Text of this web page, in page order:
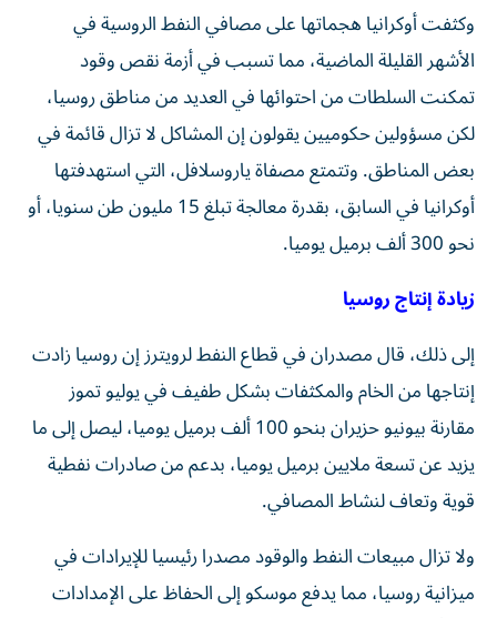
وكثفت أوكرانيا هجماتها على مصافي النفط ‌الروسية في
الأشهر ‌القليلة الماضية، مما تسبب في ⁠أزمة نقص وقود
تمكنت السلطات من ‌احتوائها في العديد من مناطق روسيا،
لكن مسؤولين حكوميين يقولون إن المشاكل لا تزال قائمة في
بعض ⁠المناطق. وتتمتع مصفاة ياروسلافل، التي استهدفتها
أوكرانيا ​في السابق، بقدرة معالجة تبلغ 15 مليون طن سنويا، أو
نحو 300 ألف برميل يوميا.
زيادة إنتاج روسيا
إلى ذلك، قال مصدران في قطاع النفط لرويترز إن روسيا زادت
إنتاجها من الخام والمكثفات بشكل طفيف في يوليو تموز
مقارنة بيونيو حزيران بنحو 100 ألف برميل يوميا، ‌ليصل إلى ما
يزيد عن تسعة ملايين برميل يوميا، بدعم من صادرات نفطية ​
قوية وتعاف لنشاط ⁠المصافي.
ولا تزال مبيعات النفط والوقود مصدرا رئيسيا للإيرادات في
ميزانية ‌روسيا، مما يدفع موسكو إلى ‌الحفاظ على الإمدادات